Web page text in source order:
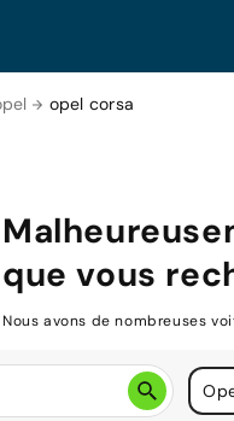
opel corsa
que vous
Nous avons de nombreuses